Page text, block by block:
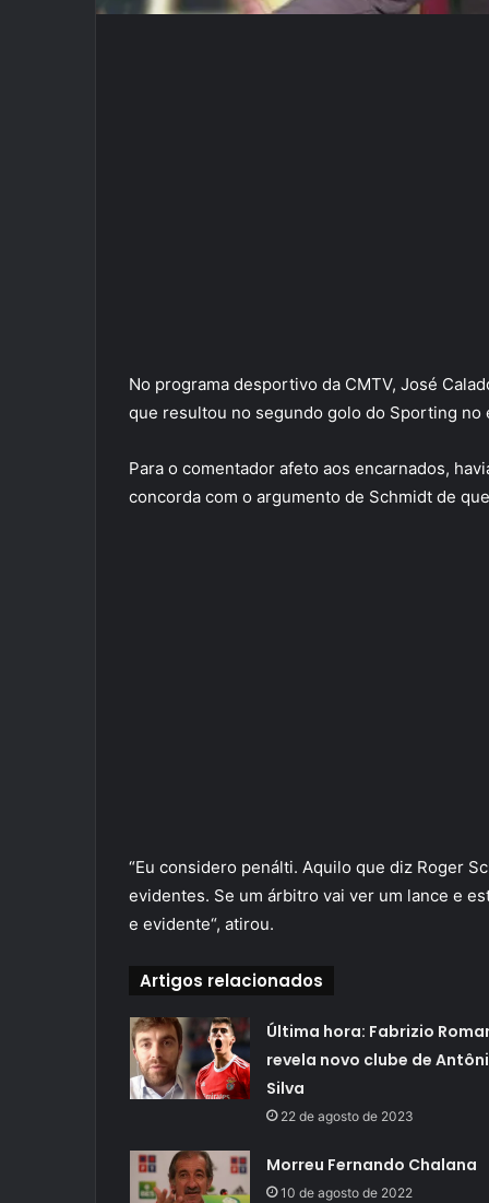
No programa desportivo da CMTV, José
que resultou no segundo golo do Sporting no
Para o comentador afeto aos encarnados,
concorda com o argumento de Schmidt de
“Eu considero penálti. Aquilo que diz Roger
evidentes. Se um árbitro vai ver um lance e
e evidente“, atirou.
Artigos relacionados
Última hora: Fabrizio
revela novo clube de
Silva
22 de agosto de 2023
Morreu Fernando Chalana
10 de agosto de 2022